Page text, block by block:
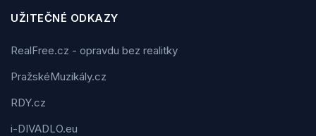
UŽITEČNÉ ODKAZY
RealFree.cz - opravdu bez realitky
PražskéMuzikály.cz
RDY.cz
i-DIVADLO.eu